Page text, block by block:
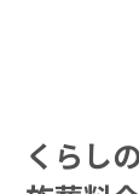
くらし